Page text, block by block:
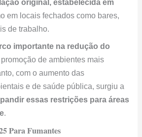
original, estabelecida em
em locais fechados como bares,
de trabalho.
importante na redução do
de ambientes mais
com o aumento das
e de saúde pública, surgiu a
essas restrições para áreas
.
Para Fumantes